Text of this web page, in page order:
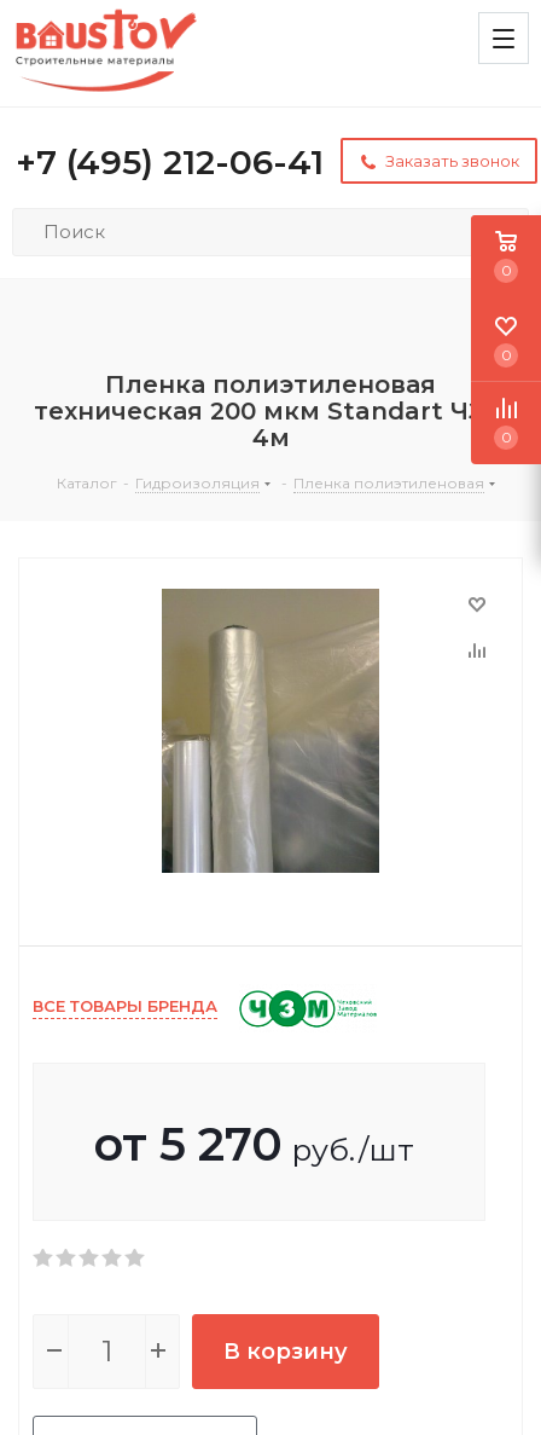
+7 (495) 212-06-41 Заказать звонок
Пленка полиэтиленовая
техническая 200 мкм Standart ЧЗМ
4м
Каталог - Гидроизоляция - Пленка полиэтиленовая
ВСЕ ТОВАРЫ БРЕНДА
от 5 270 руб./шт
В корзину
0
0
0